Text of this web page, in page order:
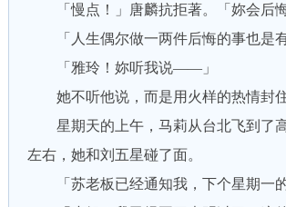
「慢点！」唐麟抗拒著。「妳会后悔
「人生偶尔做一两件后悔的事也是有
「雅玲！妳听我说——」
她不听他说，而是用火样的热情封住
星期天的上午，马莉从台北飞到了
左右，她和刘五星碰了面。
「苏老板已经通知我，下个星期一